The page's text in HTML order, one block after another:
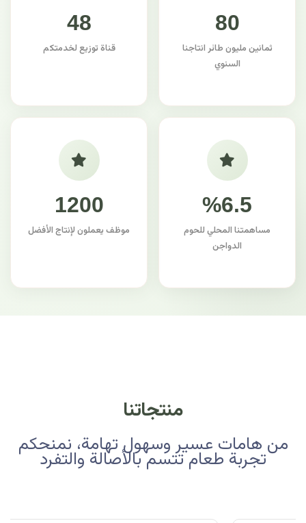
80
ثمانين مليون طائر انتاجنا
السنوي
48
قناة توزيع لخدمتكم
%6.5
مساهمتنا المحلي للحوم
الدواجن
1200
موظف يعملون لإنتاج الأفضل
منتجاتنا
من هامات عسير وسهول تهامة، نمنحكم
تجربة طعام تتسم بالأصالة والتفرد